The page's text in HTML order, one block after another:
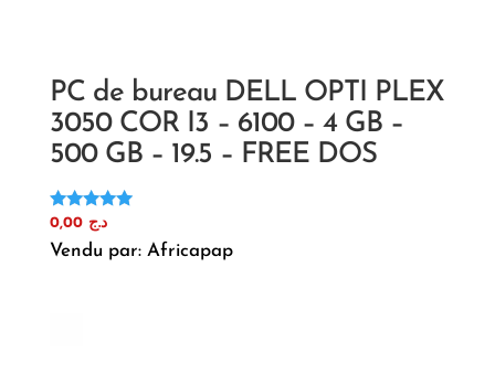
PC de bureau DELL OPTI PLEX
3050 COR I3 – 6100 – 4 GB –
500 GB – 19.5 – FREE DOS
Note
sur 5
د.ج 0,00
Vendu par: Africapap